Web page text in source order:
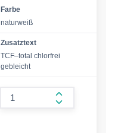
Farbe
naturweiß
Zusatztext
TCF–total chlorfrei
gebleicht
form.increase-